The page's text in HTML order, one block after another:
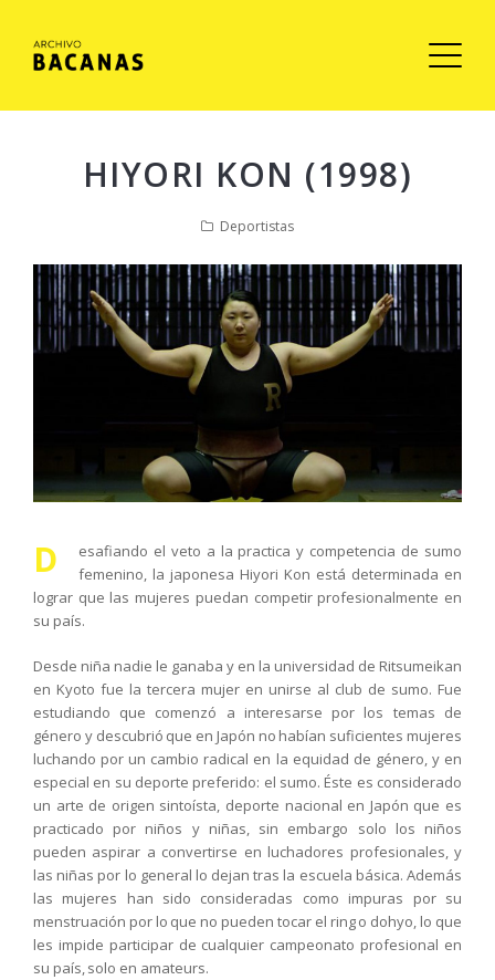
HIYORI KON (1998)
Deportistas
D
esafiando el veto a la practica y competencia de sumo
femenino, la japonesa Hiyori Kon está determinada en
lograr que las mujeres puedan competir profesionalmente en
su país.
Desde niña nadie le ganaba y en la universidad de Ritsumeikan
en Kyoto fue la tercera mujer en unirse al club de sumo. Fue
estudiando que comenzó a interesarse por los temas de
género y descubrió que en Japón no habían suficientes mujeres
luchando por un cambio radical en la equidad de género, y en
especial en su deporte preferido: el sumo. Éste es considerado
un arte de origen sintoísta, deporte nacional en Japón que es
practicado por niños y niñas, sin embargo solo los niños
pueden aspirar a convertirse en luchadores profesionales, y
las niñas por lo general lo dejan tras la escuela básica. Además
las mujeres han sido consideradas como impuras por su
menstruación por lo que no pueden tocar el ring o dohyo, lo que
les impide participar de cualquier campeonato profesional en
su país, solo en amateurs.